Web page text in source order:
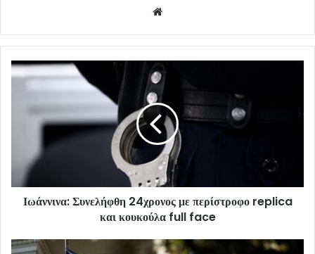
Ιωάννινα: Συνελήφθη 24χρονος με περίστροφο replica
και κουκούλα full face